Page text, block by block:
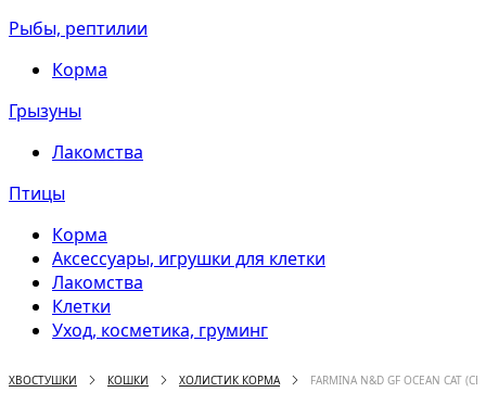
Рыбы, рептилии
Корма
Грызуны
Лакомства
Птицы
Корма
Аксессуары, игрушки для клетки
Лакомства
Клетки
Уход, косметика, груминг
ХВОСТУШКИ КОШКИ ХОЛИСТИК КОРМА FARMINA N&D GF OCEAN